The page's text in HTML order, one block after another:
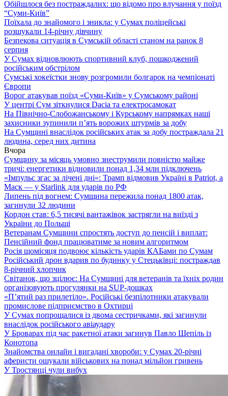
Обійшлося без постраждалих: що відомо про влучання у поїзд
“Суми-Київ”
Поїхала до знайомого і зникла: у Сумах поліцейські
розшукали 14-річну дівчину
Безпекова ситуація в Сумській області станом на ранок 8
серпня
У Сумах відновлюють спортивний клуб, пошкоджений
російським обстрілом
Сумські хокеїстки знову розгромили болгарок на чемпіонаті
Європи
Ворог атакував поїзд «Суми-Київ» у Сумському районі
У центрі Сум зіткнулися Dacia та електросамокат
На Північно-Слобожанському і Курському напрямках наші
захисники зупинили п’ять ворожих штурмів за добу
На Сумщині внаслідок російських атак за добу постраждала 21
людина, серед них дитина
Вчора
Сумщину за місяць умовно знеструмили повністю майже
тричі: енергетики відновили понад 1,34 млн підключень
«Імпульс згас за лічені дні»: Трамп відмовив Україні в Patriot, а
Маск — у Starlink для ударів по РФ
Липень під вогнем: Сумщина пережила понад 1800 атак,
загинули 32 людини
Кордон став: 6,5 тисячі вантажівок застрягли на виїзді з
України до Польщі
Ветеранам Сумщини спростять доступ до пенсій і виплат:
Пенсійний фонд працюватиме за новим алгоритмом
Росія щомісяця подвоює кількість ударів КАБами по Сумам
Російський дрон вдарив по будинку у Стецьківці: постраждав
8-річний хлопчик
Світанок, що зцілює: На Сумщині для ветеранів та їхніх родин
організовують прогулянки на SUP-дошках
«П’ятий раз прилетіло». Російські безпілотники атакували
промислове підприємство в Охтирці
У Сумах попрощалися із двома сестричками, які загинули
внаслідок російського авіаудару
У Броварах під час ракетної атаки загинув Павло Шепіль із
Конотопа
Знайомства онлайн і вигадані хвороби: у Сумах 20-річні
аферисти ошукали військових на понад мільйон гривень
У Тростянці чули вибух